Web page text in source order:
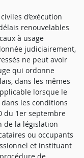
d’exécution
renouvelables
à usage
judiciairement,
ne peut avoir
qui ordonne
dans les mêmes
lorsque le
les conditions
du 1er septembre
de la législation
ou occupants
et instituant